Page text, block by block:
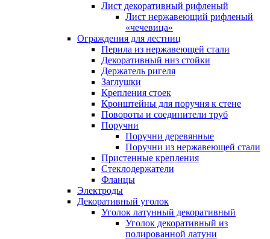
Лист декоративный рифленый
Лист нержавеющий рифленый
«чечевица»
Ограждения для лестниц
Перила из нержавеющей стали
Декоративный низ стойки
Держатель ригеля
Заглушки
Крепления стоек
Кронштейны для поручня к стене
Повороты и соединители труб
Поручни
Поручни деревянные
Поручни из нержавеющей стали
Пристенные крепления
Стеклодержатели
Фланцы
Электроды
Декоративный уголок
Уголок латунный декоративный
Уголок декоративный из
полированной латуни